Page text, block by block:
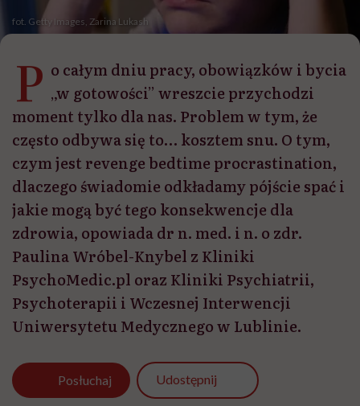
fot. Getty Images, Zarina Lukash
P o całym dniu pracy, obowiązków i bycia
„w gotowości” wreszcie przychodzi
moment tylko dla nas. Problem w tym, że
często odbywa się to… kosztem snu. O tym,
czym jest revenge bedtime procrastination,
dlaczego świadomie odkładamy pójście spać i
jakie mogą być tego konsekwencje dla
zdrowia, opowiada dr n. med. i n. o zdr.
Paulina Wróbel-Knybel z Kliniki
PsychoMedic.pl oraz Kliniki Psychiatrii,
Psychoterapii i Wczesnej Interwencji
Uniwersytetu Medycznego w Lublinie.
Posłuchaj Udostępnij